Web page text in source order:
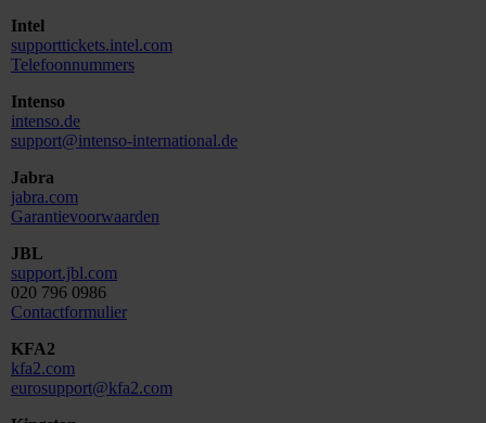
Intel
supporttickets.intel.com
Telefoonnummers
Intenso
intenso.de
support@intenso-international.de
Jabra
jabra.com
Garantievoorwaarden
JBL
support.jbl.com
020 796 0986
Contactformulier
KFA2
kfa2.com
eurosupport@kfa2.com